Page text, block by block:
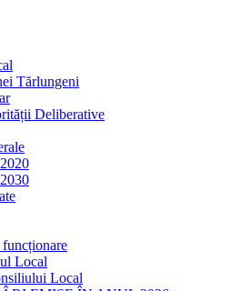
Tărlungeni
Deliberative
Local
Local